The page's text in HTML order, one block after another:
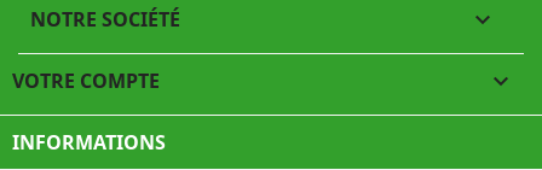
NOTRE SOCIÉTÉ 
VOTRE COMPTE 
INFORMATIONS